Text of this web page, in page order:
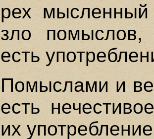
рех мысленный
зло
есть
Помыслами и
есть
их